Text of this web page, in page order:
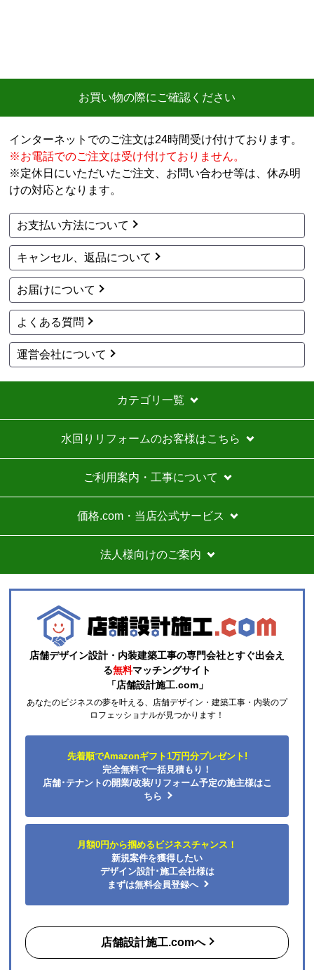
価格は再安値に近かったので住の森で注文しました
が、工事費が他のところより高く設定されていていま
ずこちらの会社からのリピはありません。
それと商品欄にもう少し細かく工事費の内訳を書いた
方がいいと思いました。
ひらり〜さん
2026年7月26日 12:54
欲しい商品をスムーズに注文できましたか？
はい
ショップからの連絡や対応は適切でしたか？
はい
予定の期日までに商品が届きましたか？
はい
商品の梱包は必要十分なものでしたか？
はい
またこのショップを利用したいですか？
はい
【このショップを選んだ理由は？】
購入した時点で最安価格でした。また、このショップ
【注文からどのくらいで届きましたか？】
【その他感想・コメント】
ショップ選らんだ理由でも述べましたが、注文から配
送まで、そのつど連絡メールが届き状況が確実に把握
できとても満足しました。
機会があれば今後も利用したいショップです。
欲しい商品をスムーズに注文できましたか？
はい
予定の期日までに商品が届きましたか？
商品の梱包は必要十分なものでしたか？
はい
【注文商品】カセットコンロ 【注文時
お買い物の際にご確認ください
インターネットでのご注文は24時間受け付けております。
※お電話でのご注文は受け付けておりません。
※定休日にいただいたご注文、お問い合わせ等は、休み明
けの対応となります。
お支払い方法について
キャンセル、返品について
お届けについて
よくある質問
運営会社について
カテゴリ一覧
水回りリフォームのお客様はこちら
ご利用案内・工事について
価格.com・当店公式サービス
法人様向けのご案内
店舗デザイン設計・内装建築工事の専門会社とすぐ出会え
る無料マッチングサイト
「店舗設計施工.com」
あなたのビジネスの夢を叶える、店舗デザイン・建築工事・内装のプ
ロフェッショナルが見つかります！
先着順でAmazonギフト1万円分プレゼント!
完全無料で一括見積もり！
店舗･テナントの開業/改装/リフォーム予定の施主様はこ
ちら
月額0円から掴めるビジネスチャンス！
新規案件を獲得したい
デザイン設計･施工会社様は
まずは無料会員登録へ
店舗設計施工.comへ